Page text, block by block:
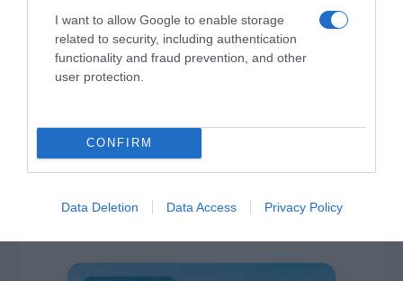
I want to allow Google to enable storage
related to security, including authentication
functionality and fraud prevention, and other
user protection.
CONFIRM
Data Deletion Data Access Privacy Policy
πρωτοβουλία για την άρση της ανωνυμίας στο
διαδίκτυο.